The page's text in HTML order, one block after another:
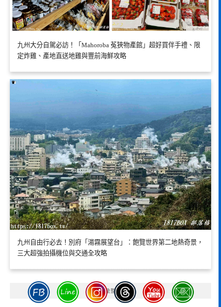
九州大分自駕必訪！「Mahoroba 菟狹物產館」超好買伴手禮、限
定炸雞、產地直送地雞與豐前海鮮攻略
九州自由行必去！別府「湯霧展望台」：飽覽世界第二地熱奇景，
三大超強拍攝機位與交通全攻略
彙整